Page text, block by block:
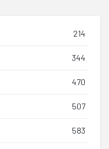
214
344
470
507
583